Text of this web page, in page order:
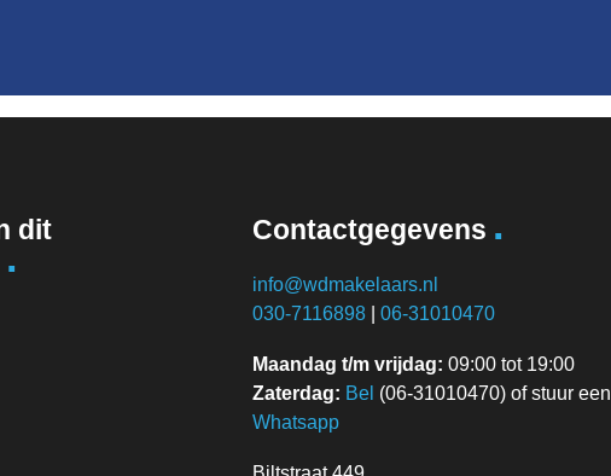
dit
.
Contactgegevens .
info@wdmakelaars.nl
030-7116898
06-31010470
Maandag t/m vrijdag: 09:00 tot 19:00
Zaterdag: Bel (06-31010470) of stuur een
Whatsapp